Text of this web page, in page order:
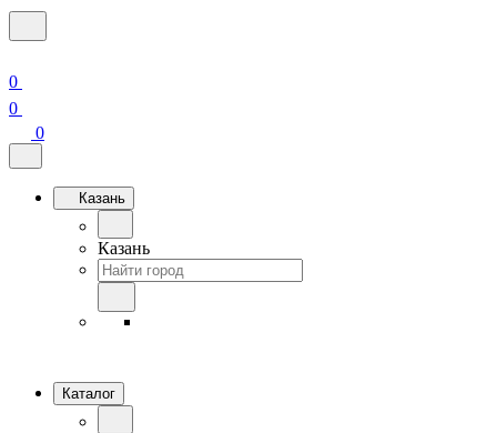
0
0
0
Казань
Казань
Каталог